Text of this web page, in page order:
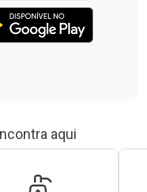
aqui